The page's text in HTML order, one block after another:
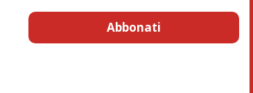
Abbonati